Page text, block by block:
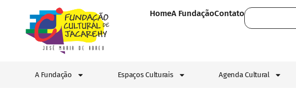
HomeA FundaçãoContato
A Fundação Espaços Culturais Agenda Cultural